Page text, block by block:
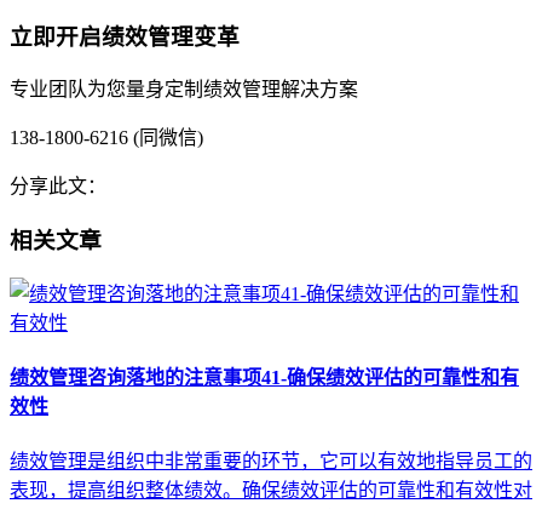
立即开启绩效管理变革
专业团队为您量身定制绩效管理解决方案
138-1800-6216 (同微信)
分享此文：
相关文章
绩效管理咨询落地的注意事项41-确保绩效评估的可靠性和有
效性
绩效管理是组织中非常重要的环节，它可以有效地指导员工的
表现，提高组织整体绩效。确保绩效评估的可靠性和有效性对